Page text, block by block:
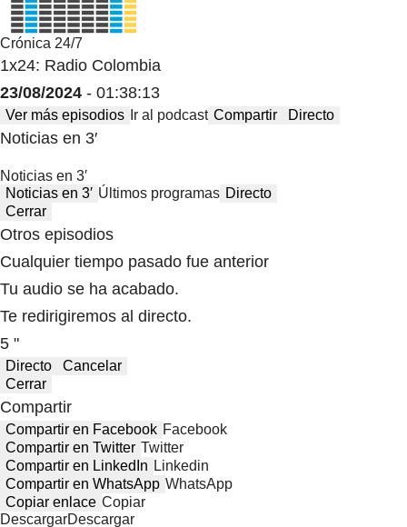
Crónica 24/7
1x24: Radio Colombia
23/08/2024 - 01:38:13
Ver más episodios Ir al podcast Compartir Directo
Noticias en 3′
Noticias en 3′
Noticias en 3′ Últimos programas Directo
Cerrar
Otros episodios
Cualquier tiempo pasado fue anterior
Tu audio se ha acabado.
Te redirigiremos al directo.
5 "
Directo
Cancelar
Cerrar
Compartir
Compartir en Facebook Facebook
Compartir en Twitter Twitter
Compartir en LinkedIn Linkedin
Compartir en WhatsApp WhatsApp
Copiar enlace Copiar
DescargarDescargar